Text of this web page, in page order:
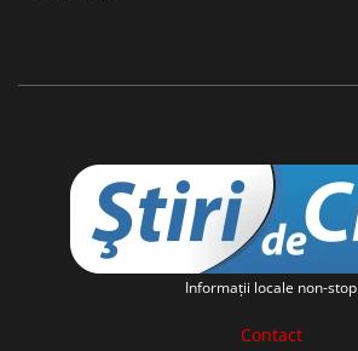
Informaţii locale non-stop
Contact